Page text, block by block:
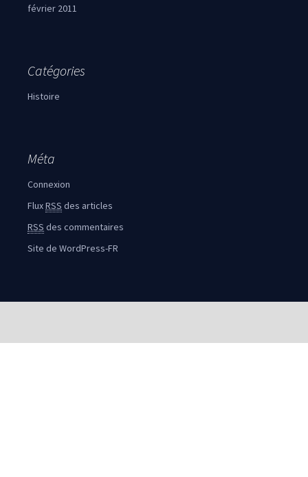
février 2011
Catégories
Histoire
Méta
Connexion
FluxRSS des articles
RSS des commentaires
Site de WordPress-FR